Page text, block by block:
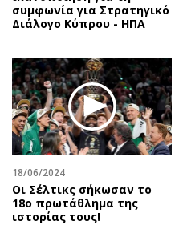
συμφωνία για Στρατηγικό
Διάλογο Κύπρου - ΗΠΑ
18/06/2024
Οι Σέλτικς σήκωσαν το
18ο πρωτάθλημα της
ιστορίας τους!